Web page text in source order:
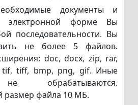
документы и
электронной форме Вы
последовательности. Вы
не более 5 файлов.
doc, docx, zip, rar,
tif, tiff, bmp, png, gif. Иные
обрабатываются.
размер файла 10 МБ.